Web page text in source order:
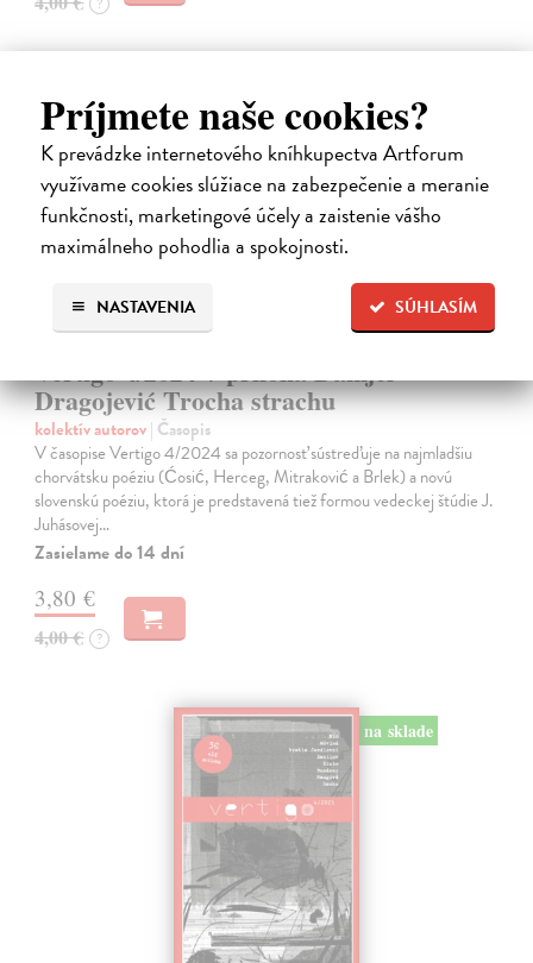
Príjmete naše cookies?
K prevádzke internetového kníhkupectva Artforum
využívame cookies slúžiace na zabezpečenie a meranie
funkčnosti, marketingové účely a zaistenie vášho
maximálneho pohodlia a spokojnosti.
SÚHLASÍM
NASTAVENIA
Vertigo 4/2024 + príloha Danijel
Dragojević Trocha strachu
kolektív autorov| Časopis
V časopise Vertigo 4/2024 sa pozornosť sústreďuje na najmladšiu
chorvátsku poéziu (Ćosić, Herceg, Mitraković a Brlek) a novú
slovenskú poéziu, ktorá je predstavená tiež formou vedeckej štúdie J.
Juhásovej…
Zasielame do 14 dní
3,80 €
4,00 € ?
na sklade